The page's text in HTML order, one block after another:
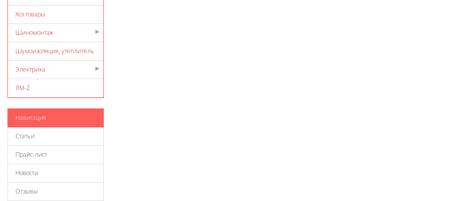
Хоз.товары
Шиномонтаж
Шумоизоляция, утеплитель
Электрика
ЯМ-Z
Навигация
Статьи
Прайс-лист
Новости
Отзывы